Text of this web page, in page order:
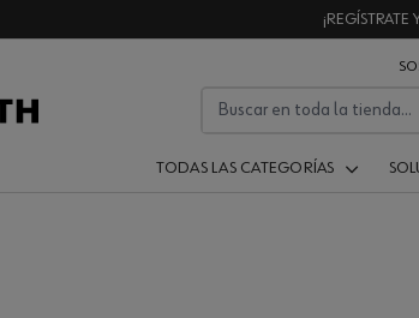
¡REGÍSTRATE
TODAS LAS CATEGORÍAS